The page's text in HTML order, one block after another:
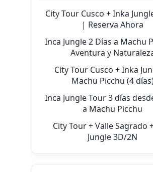
City Tour Cusco + Inka
| Reserva Ahora
Inca Jungle 2 Días a Machu
Aventura y
City Tour Cusco + Inka
Machu Picchu (4
Inca Jungle Tour 3 días
a Machu Picchu
City Tour + Valle Sagrado
Jungle 3D/2N